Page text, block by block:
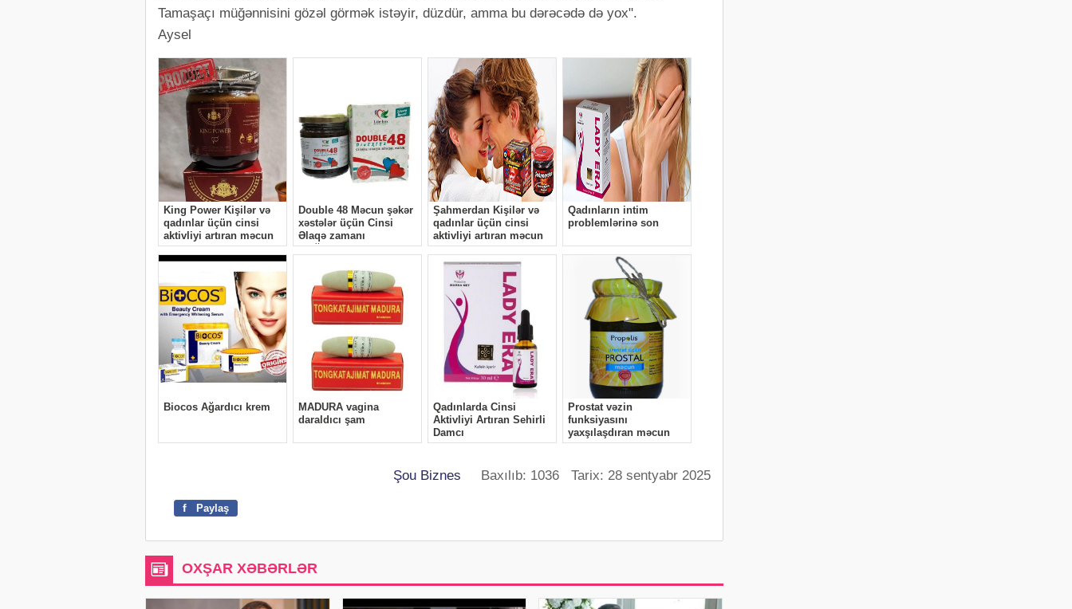
Tamaşaçı müğənnisini gözəl görmək istəyir, düzdür, amma bu dərəcədə də yox".
Aysel
Şou Biznes Baxılıb: 1036 Tarix: 28 sentyabr 2025
f Paylaş
OXŞAR XƏBƏRLƏR